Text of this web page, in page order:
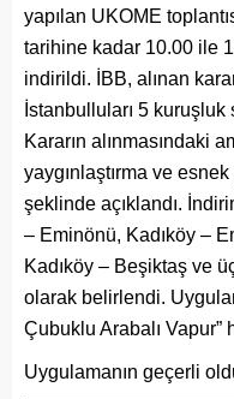
yapılan UKOME
tarihine kadar 10.00 ile
indirildi. İBB, alınan
İstanbulluları 5
Kararın alınmasındaki
yaygınlaştırma ve
şeklinde açıklandı.
– Eminönü, Kadıköy –
Kadıköy – Beşiktaş ve
olarak belirlendi.
Çubuklu Arabalı Vapur”
Uygulamanın geçerli